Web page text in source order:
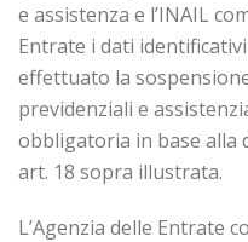
e assistenza e l’INAIL
Entrate i dati
effettuato la
previdenziali e
obbligatoria in base alla
art. 18 sopra illustrata.
L’Agenzia delle Entrate